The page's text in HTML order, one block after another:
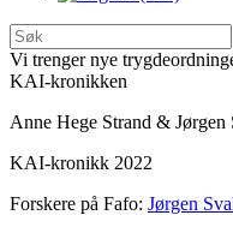
Vi trenger nye
KAI-kronikken
Anne Hege Strand & Jørgen
KAI-kronikk 2022
Forskere på Fafo: Jørgen